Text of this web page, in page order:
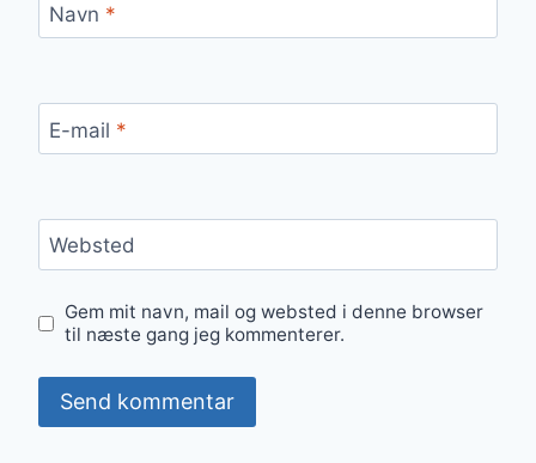
Navn *
E-mail *
Websted
Gem mit navn, mail og websted i denne browser
til næste gang jeg kommenterer.